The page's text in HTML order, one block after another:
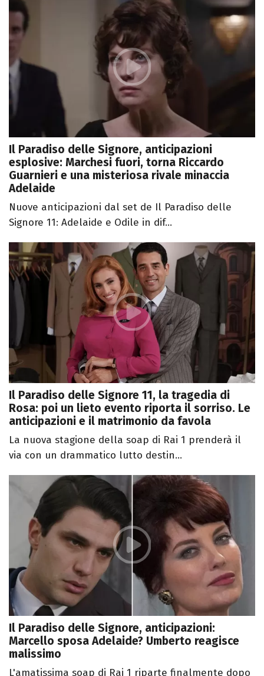
Il Paradiso delle Signore, anticipazioni
esplosive: Marchesi fuori, torna Riccardo
Guarnieri e una misteriosa rivale minaccia
Adelaide
Nuove anticipazioni dal set de Il Paradiso delle
Signore 11: Adelaide e Odile in dif...
Il Paradiso delle Signore 11, la tragedia di
Rosa: poi un lieto evento riporta il sorriso. Le
anticipazioni e il matrimonio da favola
La nuova stagione della soap di Rai 1 prenderà il
via con un drammatico lutto destin...
Il Paradiso delle Signore, anticipazioni:
Marcello sposa Adelaide? Umberto reagisce
malissimo
L'amatissima soap di Rai 1 riparte finalmente dopo